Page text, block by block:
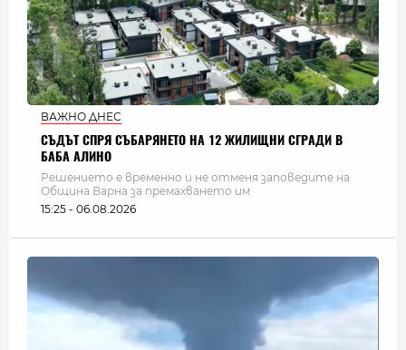
ВАЖНО ДНЕС
СЪДЪТ СПРЯ СЪБАРЯНЕТО НА 12 ЖИЛИЩНИ СГРАДИ В
БАБА АЛИНО
Решението е временно и не отменя заповедите на
Община Варна за премахването им
15:25 - 06.08.2026